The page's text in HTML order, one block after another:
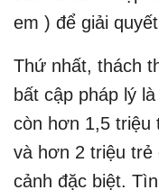
em ) để giải
Thứ nhất, thách
bất cập pháp lý
còn hơn 1,5 triệu
và hơn 2 triệu trẻ
cảnh đặc biệt.